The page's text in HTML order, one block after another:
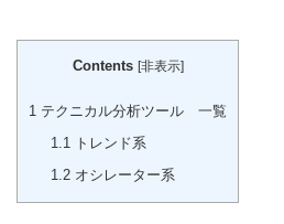
Contents [非表示]
1 テクニカル分析ツール 一覧
1.1トレンド系
1.2オシレーター系